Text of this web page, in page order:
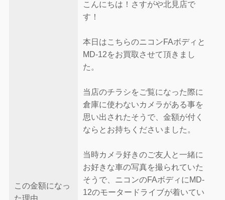
この金額になっ
こんにちは！さすがや北見店で
す！
本日はこちらのニコンFAボディと
MD-12をお買取させて頂きまし
た。
当店のチラシをご覧になった際に
倉庫に使わないカメラがある事を
思い出されたそうで、金額が付く
ならとお持ちくださいました。
当時カメラ好きのご友人と一緒に
お好きな車の写真を撮られていた
そうで、ニコンのFAボディにMD-
12のモータードライブが着いてい